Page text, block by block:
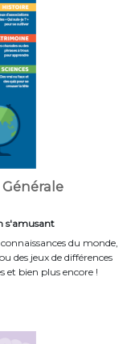
s'amusant
du monde,
des jeux de différences
et bien plus encore !